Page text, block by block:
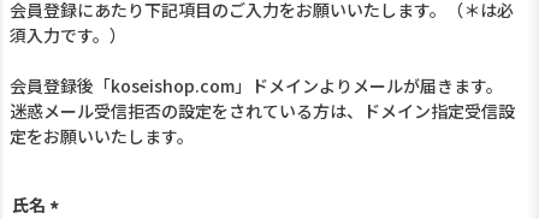
会員登録にあたり下記項目のご入力をお願いいたします。（＊は必
須入力です。）
会員登録後「koseishop.com」ドメインよりメールが届きます。
迷惑メール受信拒否の設定をされている方は、ドメイン指定受信設
定をお願いいたします。
氏名